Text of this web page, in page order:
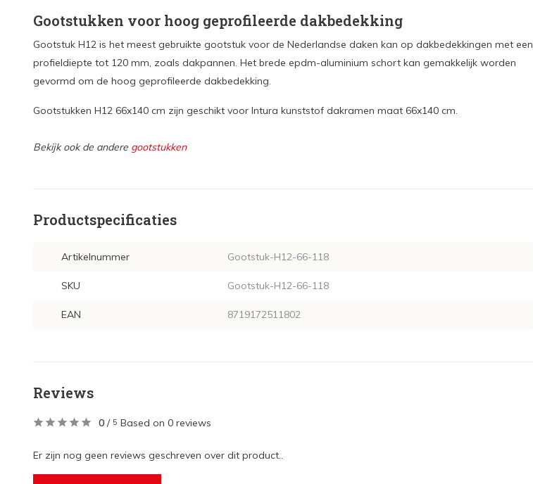
Gootstukken voor hoog geprofileerde dakbedekking
Gootstuk H12 is het meest gebruikte gootstuk voor de Nederlandse daken kan op dakbedekkingen met een
profieldiepte tot 120 mm, zoals dakpannen. Het brede epdm-aluminium schort kan gemakkelijk worden
gevormd om de hoog geprofileerde dakbedekking.
Gootstukken H12 66x140 cm zijn geschikt voor Intura kunststof dakramen maat 66x140 cm.
Bekijk ook de andere gootstukken
Productspecificaties
Artikelnummer Gootstuk-H12-66-118
SKU Gootstuk-H12-66-118
EAN 8719172511802
Reviews
0 / 5 Based on 0 reviews
Er zijn nog geen reviews geschreven over dit product..